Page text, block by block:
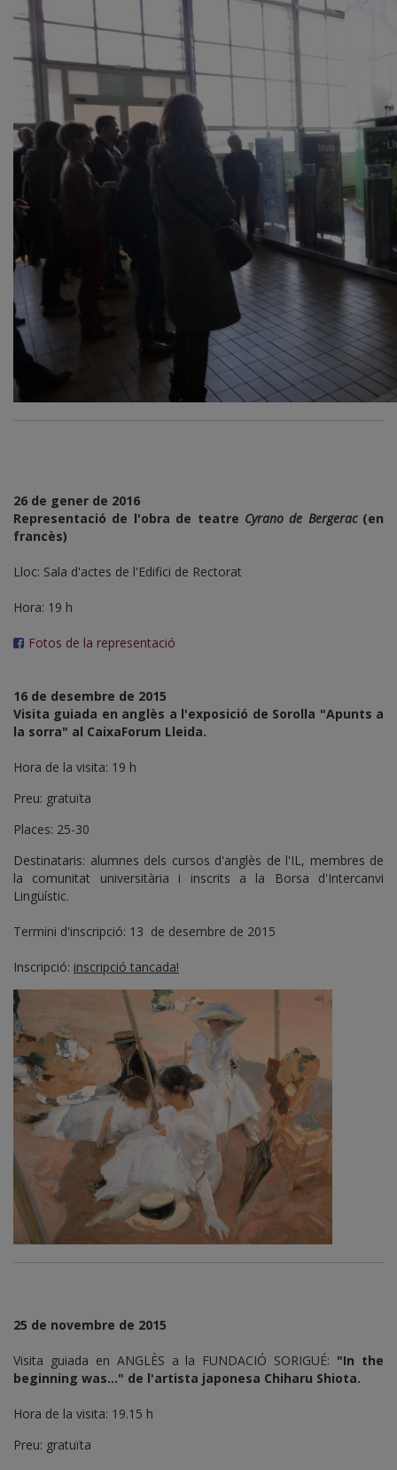
26 de gener de 2016
Representació de l'obra de teatre Cyrano de Bergerac(en
francès)
Lloc: Sala d'actes de l'Edifici de Rectorat
Hora: 19 h
Fotos de la representació
16 de desembre de 2015
Visita guiada en anglès a l'exposició de Sorolla "Apunts a
la sorra" al CaixaForum Lleida.
Hora de la visita: 19 h
Preu: gratuïta
Places: 25-30
Destinataris: alumnes dels cursos d'anglès de l'IL, membres de
la comunitat universitària i inscrits a la Borsa d'Intercanvi
Lingüístic.
Termini d'inscripció: 13 de desembre de 2015
Inscripció: inscripció tancada!
25 de novembre de 2015
Visita guiada en ANGLÈS a la FUNDACIÓ SORIGUÉ: "In the
beginning was..." de l'artista japonesa Chiharu Shiota.
Hora de la visita: 19.15 h
Preu: gratuïta